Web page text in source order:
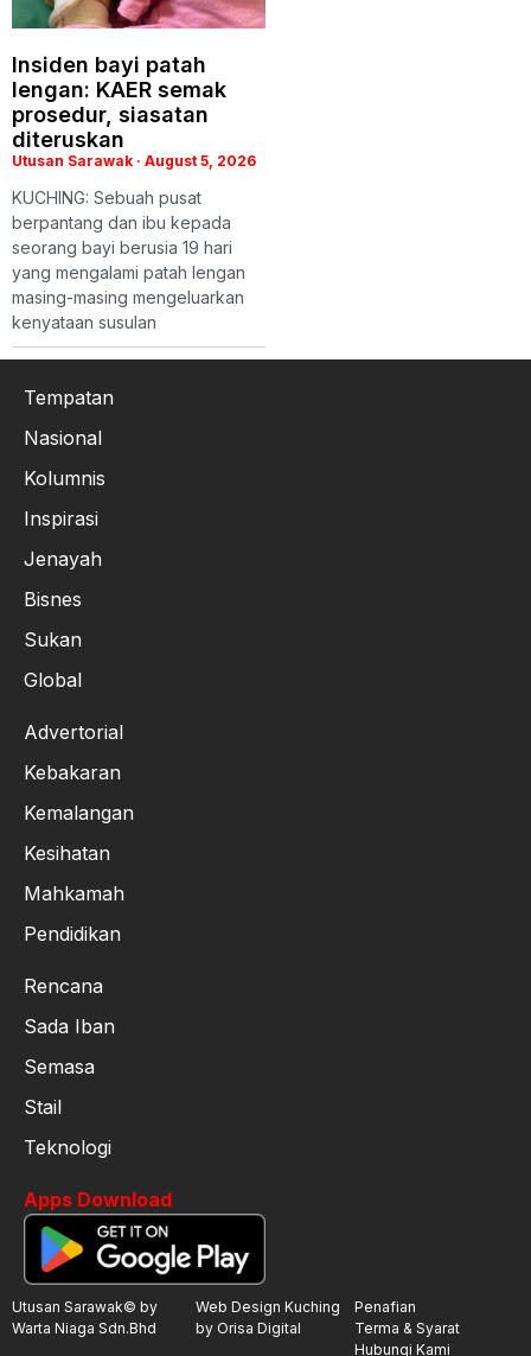
Insiden bayi patah
lengan: KAER semak
prosedur, siasatan
diteruskan
Utusan Sarawak August 5, 2026
KUCHING: Sebuah pusat
berpantang dan ibu kepada
seorang bayi berusia 19 hari
yang mengalami patah lengan
masing-masing mengeluarkan
kenyataan susulan
Tempatan
Nasional
Kolumnis
Inspirasi
Jenayah
Bisnes
Sukan
Global
Advertorial
Kebakaran
Kemalangan
Kesihatan
Mahkamah
Pendidikan
Rencana
Sada Iban
Semasa
Stail
Teknologi
Apps Download
Utusan Sarawak© by
Warta Niaga Sdn.Bhd
Web Design Kuching
by Orisa Digital
Penafian
Terma & Syarat
Hubungi Kami